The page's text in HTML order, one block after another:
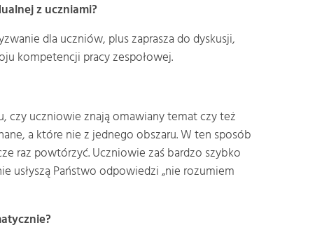
z uczniami?
dla uczniów, plus zaprasza do dyskusji,
kompetencji pracy zespołowej.
czy uczniowie znają omawiany temat czy też
a które nie z jednego obszaru. W ten sposób
raz powtórzyć. Uczniowie zaś bardzo szybko
usłyszą Państwo odpowiedzi „nie rozumiem